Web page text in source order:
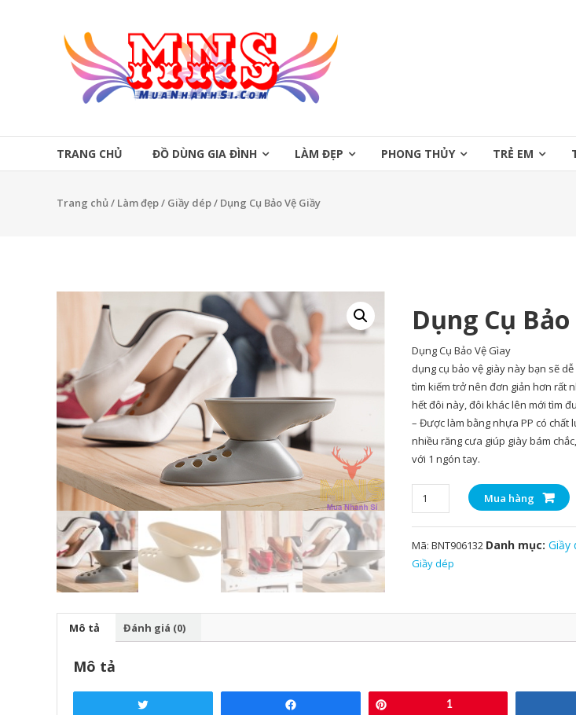
Mua
Nhanh
Nhanh
Sĩ
TRANG CHỦ ĐỒ DÙNG GIA ĐÌNH LÀM ĐẸP PHONG THỦY TRẺ EM
Trang chủ / Làm đẹp/ Giầy dép/ Dụng Cụ Bảo Vệ Giầy
Dụng Cụ
Dụng Cụ Bảo Vệ Gìay
dụng cụ bảo vệ giày này bạn sẽ
tìm kiếm trở nên đơn giản hơn rất
hết đôi này, đôi khác lên mới tìm
– Được làm bằng nhựa PP có chất
nhiều răng cưa giúp giày bám
với 1 ngón tay.
Dụng
Cụ
Bảo
Vệ
Giầy
Mua hàng
Mã:BNT906132 Danh mục:Giầy
Giầy dép
Mô tả Đánh giá (0)
Mô tả
1